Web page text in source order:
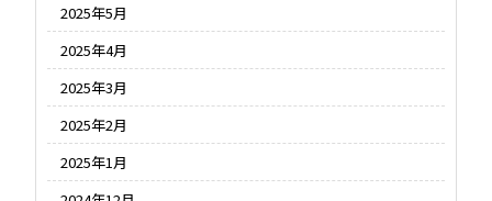
2025年5月
2025年4月
2025年3月
2025年2月
2025年1月